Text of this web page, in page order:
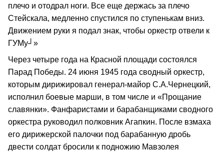
плечо и отодрал ноги. Все еще держась за плечо
Стейскала, медленно спустился по ступенькам вниз.
Движением руки я подал знак, чтобы оркестр отвели к
ГУМу┘»
Через четыре года на Красной площади состоялся
Парад Победы. 24 июня 1945 года сводный оркестр,
которым дирижировал генерал-майор С.А.Чернецкий,
исполнил боевые марши, в том числе и «Прощание
славянки». Фанфаристами и барабанщиками сводного
оркестра руководил полковник Агапкин. После взмаха
его дирижерской палочки под барабанную дробь
двести солдат бросили к подножию Мавзолея